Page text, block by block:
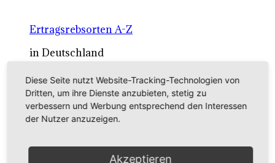
Ertragsrebsorten A-Z
in Deutschland
Rebsorten international
externe Links
Tafeltraubensorten
Diese Seite nutzt Website-Tracking-Technologien von
Dritten, um ihre Dienste anzubieten, stetig zu
verbessern und Werbung entsprechend den Interessen
der Nutzer anzuzeigen.
Akzeptieren